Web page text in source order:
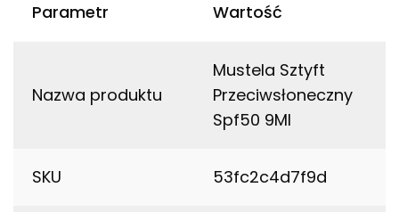
Parametr Wartość
Nazwa produktu
Mustela Sztyft
Przeciwsłoneczny
Spf50 9Ml
SKU 53fc2c4d7f9d